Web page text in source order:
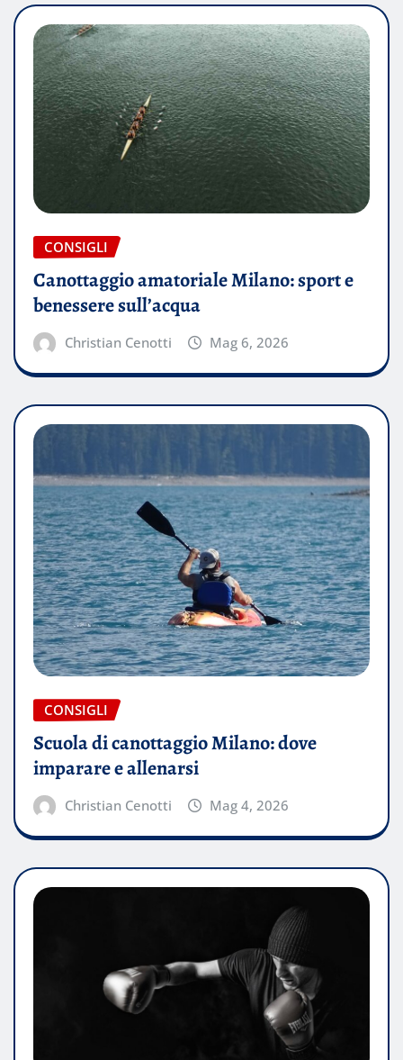
CONSIGLI
Canottaggio amatoriale Milano: sport e
benessere sull’acqua
Christian Cenotti Mag 6, 2026
CONSIGLI
Scuola di canottaggio Milano: dove
imparare e allenarsi
Christian Cenotti Mag 4, 2026